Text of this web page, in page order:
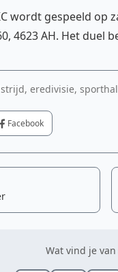
wordt gespeeld
4623 AH. Het duel
eredivisie,
Facebook
Wat vind je